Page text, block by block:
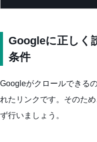
Googleに正しく
条件
Googleがクロールできる
れたリンクです。そのた
ず行いましょう。